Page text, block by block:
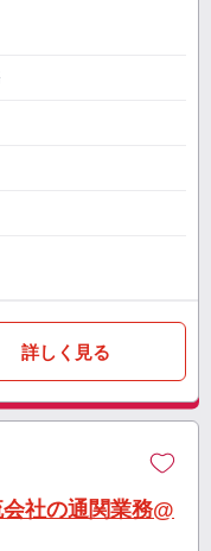
詳しく見る
社の通関業務@